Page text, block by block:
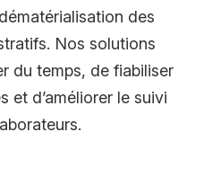
des
Nos solutions
du temps, de fiabiliser
et d’améliorer le suivi